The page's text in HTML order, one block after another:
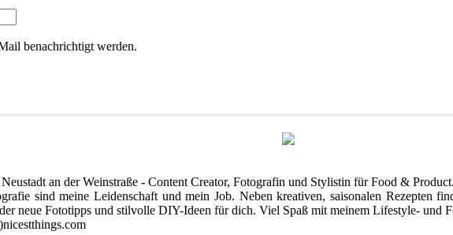
benachrichtigt werden.
an der Weinstraße - Content Creator, Fotografin und Stylistin für Food & Product.
sind meine Leidenschaft und mein Job. Neben kreativen, saisonalen Rezepten
neue Fototipps und stilvolle DIY-Ideen für dich. Viel Spaß mit meinem Lifestyle- und